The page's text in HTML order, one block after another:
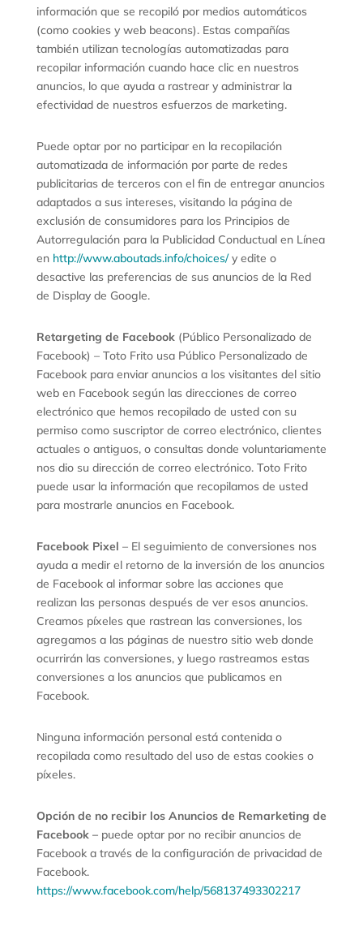
información que se recopiló por medios automáticos
(como cookies y web beacons). Estas compañías
también utilizan tecnologías automatizadas para
recopilar información cuando hace clic en nuestros
anuncios, lo que ayuda a rastrear y administrar la
efectividad de nuestros esfuerzos de marketing.
Puede optar por no participar en la recopilación
automatizada de información por parte de redes
publicitarias de terceros con el fin de entregar anuncios
adaptados a sus intereses, visitando la página de
exclusión de consumidores para los Principios de
Autorregulación para la Publicidad Conductual en Línea
en http://www.aboutads.info/choices/y edite o
desactive las preferencias de sus anuncios de la Red
de Display de Google.
Retargeting de Facebook(Público Personalizado de
Facebook) – Toto Frito usa Público Personalizado de
Facebook para enviar anuncios a los visitantes del sitio
web en Facebook según las direcciones de correo
electrónico que hemos recopilado de usted con su
permiso como suscriptor de correo electrónico, clientes
actuales o antiguos, o consultas donde voluntariamente
nos dio su dirección de correo electrónico. Toto Frito
puede usar la información que recopilamos de usted
para mostrarle anuncios en Facebook.
Facebook Pixel – El seguimiento de conversiones nos
ayuda a medir el retorno de la inversión de los anuncios
de Facebook al informar sobre las acciones que
realizan las personas después de ver esos anuncios.
Creamos píxeles que rastrean las conversiones, los
agregamos a las páginas de nuestro sitio web donde
ocurrirán las conversiones, y luego rastreamos estas
conversiones a los anuncios que publicamos en
Facebook.
Ninguna información personal está contenida o
recopilada como resultado del uso de estas cookies o
píxeles.
Opción de no recibir los Anuncios de Remarketing de
Facebook –puede optar por no recibir anuncios de
Facebook a través de la configuración de privacidad de
Facebook.
https://www.facebook.com/help/568137493302217